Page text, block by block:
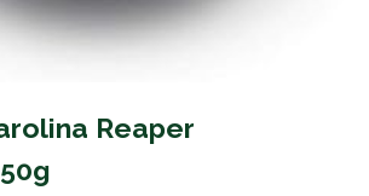
Reaper